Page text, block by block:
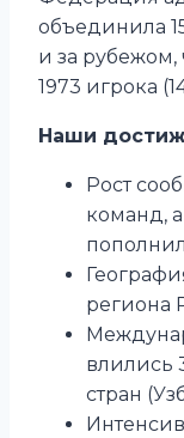
объединила
и за рубежом,
1973 игрока
Наши
Рост
команд,
региона
влились
стран